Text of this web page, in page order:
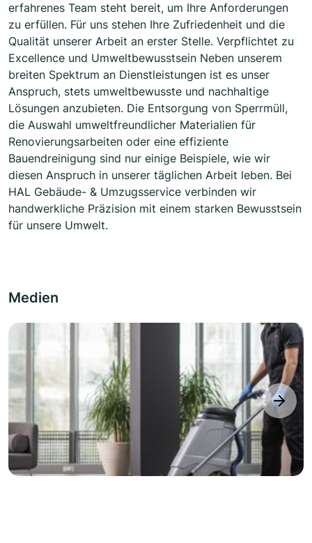
erfahrenes Team steht bereit, um Ihre Anforderungen
zu erfüllen. Für uns stehen Ihre Zufriedenheit und die
Qualität unserer Arbeit an erster Stelle. Verpflichtet zu
Excellence und Umweltbewusstsein Neben unserem
breiten Spektrum an Dienstleistungen ist es unser
Anspruch, stets umweltbewusste und nachhaltige
Lösungen anzubieten. Die Entsorgung von Sperrmüll,
die Auswahl umweltfreundlicher Materialien für
Renovierungsarbeiten oder eine effiziente
Bauendreinigung sind nur einige Beispiele, wie wir
diesen Anspruch in unserer täglichen Arbeit leben. Bei
HAL Gebäude- & Umzugsservice verbinden wir
handwerkliche Präzision mit einem starken Bewusstsein
für unsere Umwelt.
Medien
next